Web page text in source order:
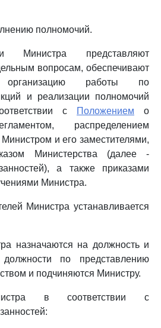
полномочий.
Министра представляют
вопросам, обеспечивают
работы по
и реализации полномочий
с
Положением о
распределением
и его заместителями,
Министерства (далее -
а также приказами
Министра.
Министра устанавливается
назначаются на должность и
по представлению
и подчиняются Министру.
в соответствии с